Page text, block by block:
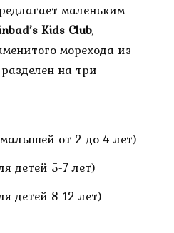
маленьким
Kids Club,
морехода из
на три
от 2 до 4 лет)
детей 5-7 лет)
детей 8-12 лет)